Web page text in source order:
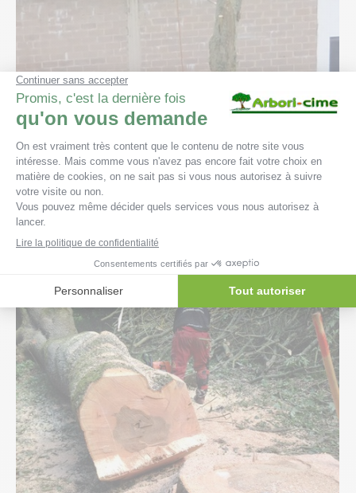
Chantier Abattage peuplier d’Italie
Ans